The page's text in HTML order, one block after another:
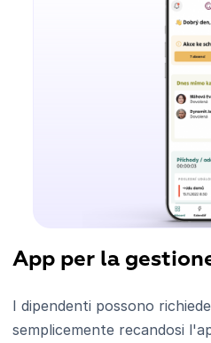
App per la
I dipendenti possono
semplicemente recandosi